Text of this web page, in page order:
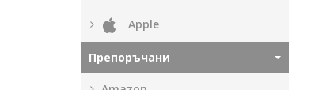
Apple
Препоръчани